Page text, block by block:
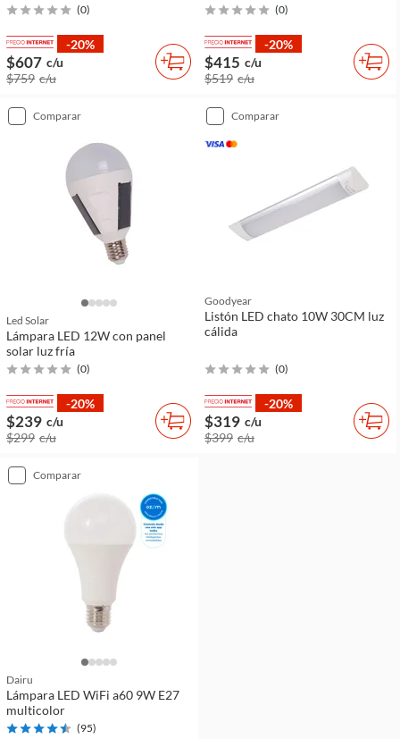
(0)
-20%
$607 c/u
$759 c/u
(0)
-20%
$415 c/u
$519 c/u
comparar
Led Solar
Lámpara LED 12W con panel
solar luz fría
(0)
-20%
$239 c/u
$299 c/u
comparar
Goodyear
Listón LED chato 10W 30CM luz
cálida
(0)
-20%
$319 c/u
$399 c/u
comparar
Dairu
Lámpara LED WiFi a60 9W E27
multicolor
(95)